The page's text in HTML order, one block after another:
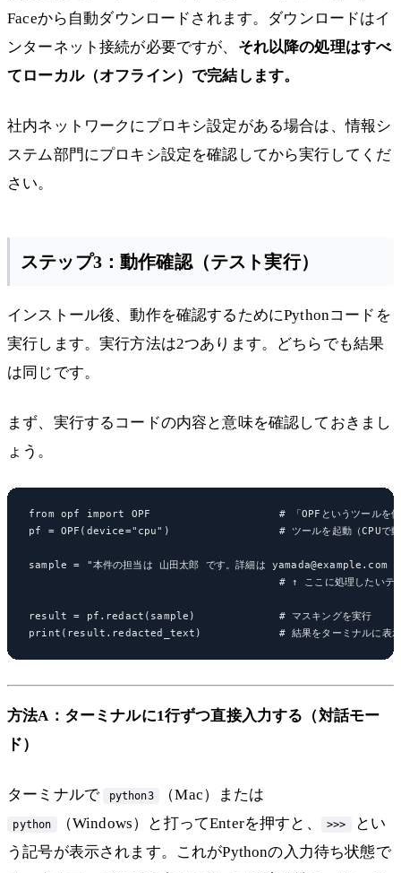
Faceから自動ダウンロードされます。ダウンロードはイ
ンターネット接続が必要ですが、 それ以降の処理はすべ
てローカル（オフライン）で完結します。
社内ネットワークにプロキシ設定がある場合は、情報シ
ステム部門にプロキシ設定を確認してから実行してくだ
さい。
ステップ3：動作確認（テスト実行）
インストール後、動作を確認するためにPythonコードを
実行します。実行方法は2つあります。どちらでも結果
は同じです。
まず、実行するコードの内容と意味を確認しておきまし
ょう。
from opf import OPF                    # 「OPFというツールを使い
pf = OPF(device="cpu")                 # ツールを起動（CPUで動かす
sample = "本件の担当は 山田太郎 です。詳細は yamada@example.com
# ↑ ここに処理したいテキ
result = pf.redact(sample)             # マスキングを実行
方法A：ターミナルに1行ずつ直接入力する（対話モー
ド）
ターミナルで python3 （Mac）または
python （Windows）と打ってEnterを押すと、 >>>
とい
う記号が表示されます。これがPythonの入力待ち状態で